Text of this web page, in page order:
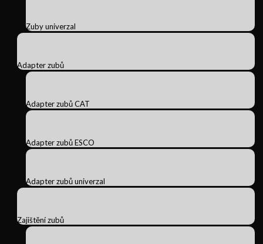
Zuby univerzal
Adapter zubů
Adapter zubů CAT
Adapter zubů ESCO
Adapter zubů univerzal
Zajištění zubů